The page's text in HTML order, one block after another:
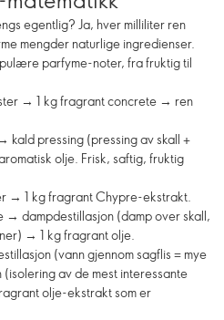
egentlig? Ja, hver milliliter ren
mengder naturlige ingredienser.
parfyme-noter, fra fruktig til
→ 1 kg fragrant concrete → ren
pressing (pressing av skall +
olje. Frisk, saftig, fruktig
→ 1 kg fragrant Chypre-ekstrakt.
→ dampdestillasjon (damp over skall,
→ 1 kg fragrant olje.
(vann gjennom sagflis = mye
av de mest interessante
olje-ekstrakt som er